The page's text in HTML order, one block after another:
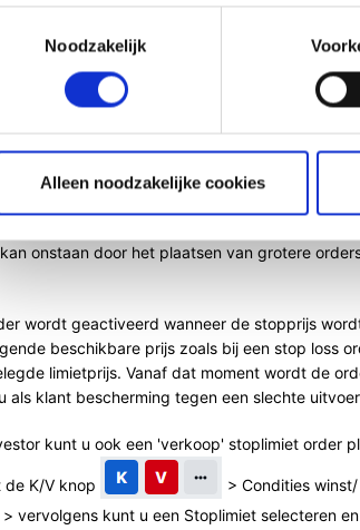
Noodzakelijk
Alleen noodzakelijke cookies
Cancels the Other) kan worden gebruikt om
geplaatst op individuele posities,
met een 'bracket-limiet' order
maar de beide orders direct naar de beurs
wordt automatisch de tweede order
orders
is een order die wordt uitgevoerd op basis
parameters en/of voorwaarden. Algoritmische
onstaan door het plaatsen van grotere
wordt geactiveerd wanneer de stopprijs
beschikbare prijs zoals bij een stop loss
limietprijs. Vanaf dat moment wordt de
als klant bescherming tegen een slechte
kunt u ook een 'verkoop' stoplimiet order
de K/V knop
> Condities
> vervolgens kunt u een Stoplimiet selecteren